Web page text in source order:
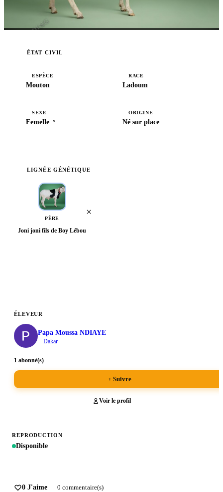
I3BREEDING
ÉTAT CIVIL
ESPÈCE
Mouton
RACE
Ladoum
SEXE
Femelle ♀
ORIGINE
Né sur place
LIGNÉE GÉNÉTIQUE
PÈRE
Joni joni fils de Boy Lébou
×
ÉLEVEUR
Papa Moussa NDIAYE
Dakar
1 abonné(s)
+ Suivre
Voir le profil
REPRODUCTION
Disponible
0 J'aime 0 commentaire(s)